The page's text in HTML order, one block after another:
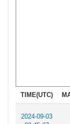
TIME(UTC)
2024-09-03